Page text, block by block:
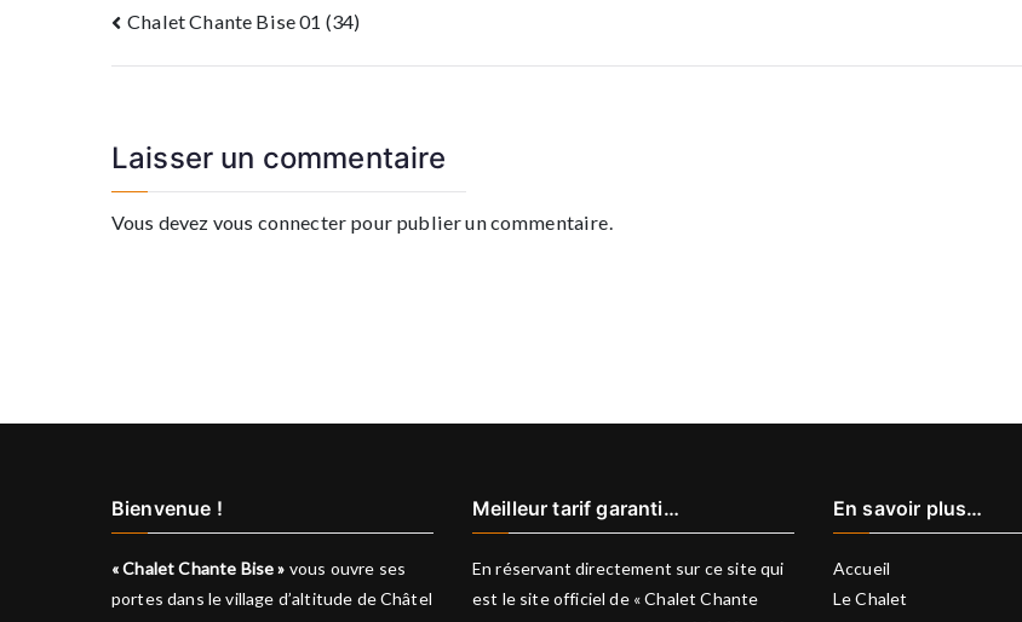
Navigation
de
Chalet Chante Bise 01 (34)
Laisser un commentaire
Vous devez vous connecter pour publier un commentaire.
Bienvenue !
« Chalet Chante Bise » vous ouvre ses
portes dans le village d’altitude de Châtel
Meilleur tarif garanti…
En réservant directement sur ce site qui
est le site officiel de « Chalet Chante
En savoir plus…
Accueil
Le Chalet